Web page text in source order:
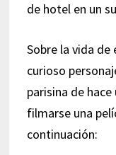
de hotel en un
Sobre la vida de
curioso
parisina de
filmarse una
continuación: